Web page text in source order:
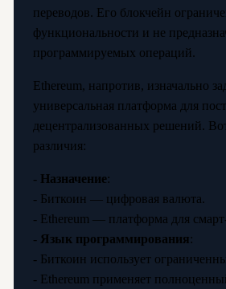
переводов. Его блокчейн
функциональности и не
программируемых операций.
Ethereum, напротив, изначально
универсальная платформа для
децентрализованных решений.
различия:
- Назначение:
- Биткоин — цифровая валюта.
- Ethereum — платформа для
- Язык программирования:
- Биткоин использует
- Ethereum применяет